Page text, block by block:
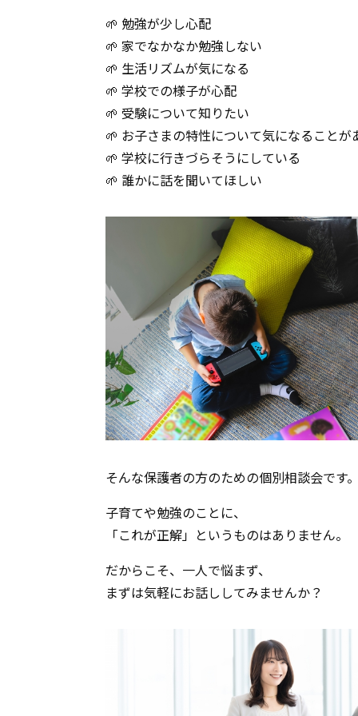
🌱 勉強が少し心配
🌱 家でなかなか勉強しない
🌱 生活リズムが気になる
🌱 学校での様子が心配
🌱 受験について知りたい
🌱 お子さまの特性について気になることが
🌱 学校に行きづらそうにしている
🌱 誰かに話を聞いてほしい
そんな保護者の方のための個別相談会です
子育てや勉強のことに、
「これが正解」というものはありません。
だからこそ、一人で悩まず、
まずは気軽にお話ししてみませんか？